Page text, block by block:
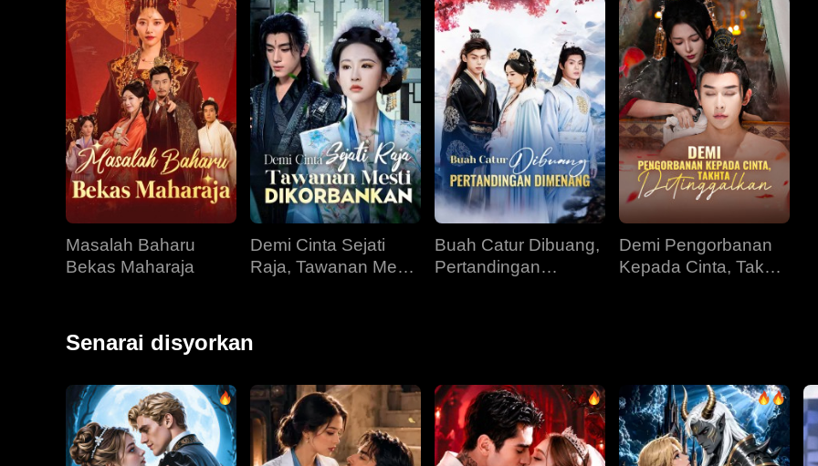
Masalah Baharu
Bekas Maharaja
Demi Cinta Sejati
Raja, Tawanan Mesti
Buah Catur Dibuang,
Pertandingan
Demi Pengorbanan
Kepada Cinta, Takhta
Senarai disyorkan